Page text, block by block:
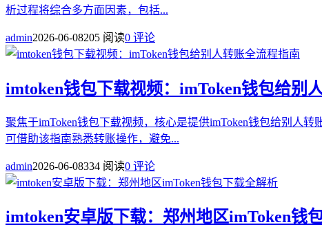
析过程将综合多方面因素，包括...
admin2026-06-08205 阅读0 评论
imtoken钱包下载视频：imToken钱包给别
聚焦于imToken钱包下载视频，核心是提供imToken钱包给别人
可借助该指南熟悉转账操作，避免...
admin2026-06-08334 阅读0 评论
imtoken安卓版下载：郑州地区imToken钱